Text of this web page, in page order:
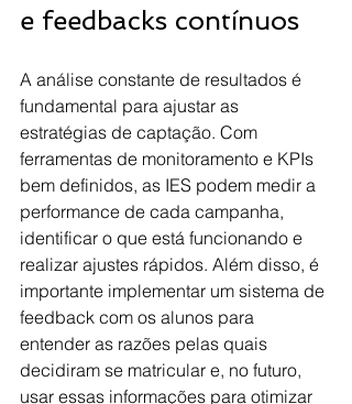
e feedbacks contínuos
A análise constante de resultados é
fundamental para ajustar as
estratégias de captação. Com
ferramentas de monitoramento e KPIs
bem definidos, as IES podem medir a
performance de cada campanha,
identificar o que está funcionando e
realizar ajustes rápidos. Além disso, é
importante implementar um sistema de
feedback com os alunos para
entender as razões pelas quais
decidiram se matricular e, no futuro,
usar essas informações para otimizar